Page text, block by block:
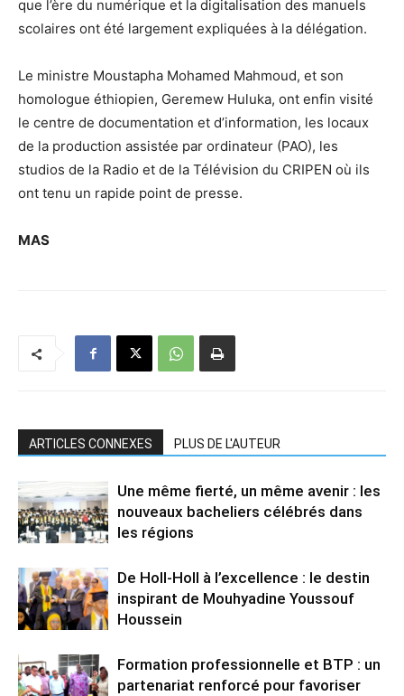
que l’ère du numérique et la digitalisation des manuels
scolaires ont été largement expliquées à la délégation.
Le ministre Moustapha Mohamed Mahmoud, et son
homologue éthiopien, Geremew Huluka, ont enfin visité
le centre de documentation et d’information, les locaux
de la production assistée par ordinateur (PAO), les
studios de la Radio et de la Télévision du CRIPEN où ils
ont tenu un rapide point de presse.
MAS
ARTICLES CONNEXES PLUS DE L'AUTEUR
Une même fierté, un même avenir : les
nouveaux bacheliers célébrés dans
les régions
De Holl-Holl à l’excellence : le destin
inspirant de Mouhyadine Youssouf
Houssein
Formation professionnelle et BTP : un
partenariat renforcé pour favoriser